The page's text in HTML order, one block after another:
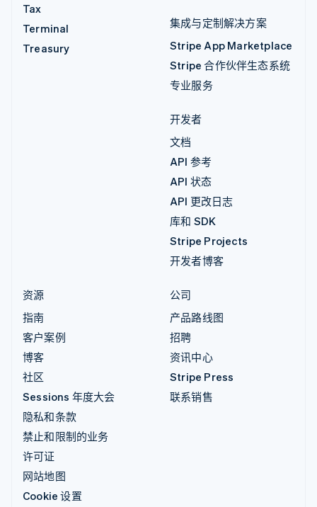
Tax
Terminal
Treasury
集成与定制解决方案
Stripe App Marketplace
Stripe 合作伙伴生态系统
专业服务
开发者
文档
API 参考
API 状态
API 更改日志
库和 SDK
Stripe Projects
开发者博客
资源
指南
客户案例
博客
社区
Sessions 年度大会
隐私和条款
禁止和限制的业务
许可证
网站地图
Cookie 设置
公司
产品路线图
招聘
资讯中心
Stripe Press
联系销售